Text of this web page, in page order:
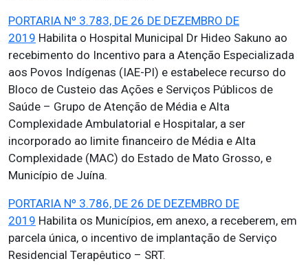
PORTARIA Nº 3.783, DE 26 DE DEZEMBRO DE
2019 Habilita o Hospital Municipal Dr Hideo Sakuno ao
recebimento do Incentivo para a Atenção Especializada
aos Povos Indígenas (IAE-PI) e estabelece recurso do
Bloco de Custeio das Ações e Serviços Públicos de
Saúde – Grupo de Atenção de Média e Alta
Complexidade Ambulatorial e Hospitalar, a ser
incorporado ao limite financeiro de Média e Alta
Complexidade (MAC) do Estado de Mato Grosso, e
Município de Juína.
PORTARIA Nº 3.786, DE 26 DE DEZEMBRO DE
2019 Habilita os Municípios, em anexo, a receberem, em
parcela única, o incentivo de implantação de Serviço
Residencial Terapêutico – SRT.